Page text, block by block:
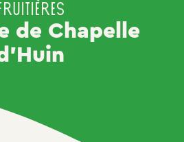
Fruitières
de Chapelle